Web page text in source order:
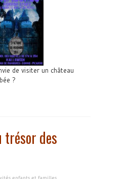
de visiter un château
?
trésor des